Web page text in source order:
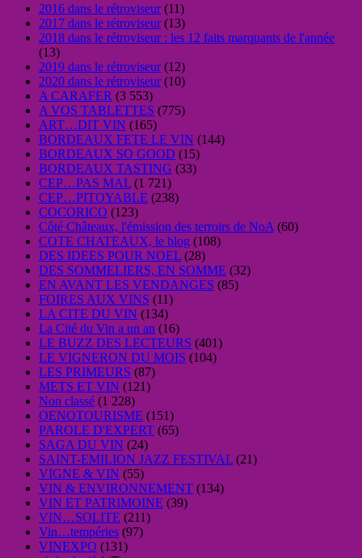
2016 dans le rétroviseur(11)
2017 dans le rétroviseur(13)
2018 dans le rétroviseur : les 12 faits marquants de l'année
(13)
2019 dans le rétroviseur(12)
2020 dans le rétroviseur(10)
A CARAFER (3 553)
A VOS TABLETTES (775)
ART…DIT VIN (165)
BORDEAUX FETE LE VIN (144)
BORDEAUX SO GOOD (15)
BORDEAUX TASTING (33)
CEP…PAS MAL (1 721)
CEP…PITOYABLE (238)
COCORICO (123)
Côté Châteaux, l'émission des terroirs de NoA (60)
COTE CHATEAUX, le blog (108)
DES IDEES POUR NOEL (28)
DES SOMMELIERS, EN SOMME (32)
EN AVANT LES VENDANGES (85)
FOIRES AUX VINS (11)
LA CITE DU VIN (134)
La Cité du Vin a un an (16)
LE BUZZ DES LECTEURS (401)
LE VIGNERON DU MOIS (104)
LES PRIMEURS (87)
METS ET VIN (121)
Non classé (1 228)
OENOTOURISME (151)
PAROLE D'EXPERT (65)
SAGA DU VIN (24)
SAINT-EMILION JAZZ FESTIVAL (21)
VIGNE & VIN (55)
VIN & ENVIRONNEMENT (134)
VIN ET PATRIMOINE (39)
VIN…SOLITE (211)
Vin…tempéries (97)
VINEXPO (131)